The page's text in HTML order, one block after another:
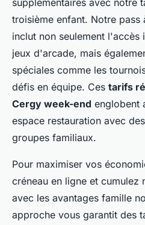
supplémentaires avec notre
troisième enfant. Notre pass
inclut non seulement l'accès
jeux d'arcade, mais
spéciales comme les
défis en équipe. Ces tarifs
Cergy week-end englobent
espace restauration avec
groupes familiaux.
Pour maximiser vos
créneau en ligne et cumulez
avec les avantages famille
approche vous garantit des